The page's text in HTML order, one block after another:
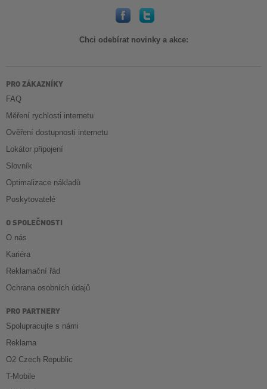
Chci odebírat novinky a akce:
PRO ZÁKAZNÍKY
FAQ
Měření rychlosti internetu
Ověření dostupnosti internetu
Lokátor připojení
Slovník
Optimalizace nákladů
Poskytovatelé
O SPOLEČNOSTI
O nás
Kariéra
Reklamační řád
Ochrana osobních údajů
PRO PARTNERY
Spolupracujte s námi
Reklama
O2 Czech Republic
T-Mobile